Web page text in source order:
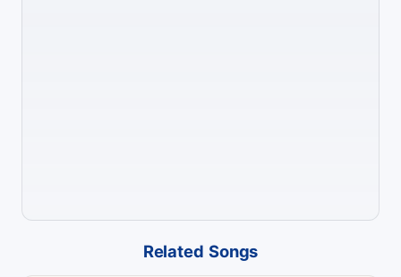
Related Songs